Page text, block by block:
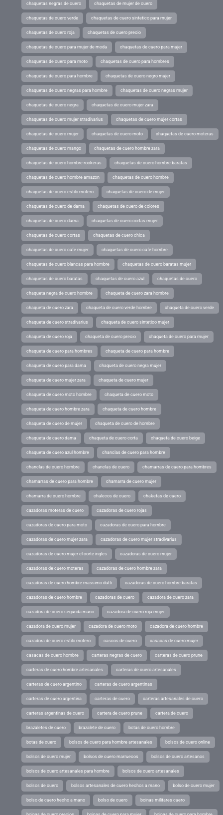
chaquetas negras de cuero chaquetas de mujer de cuero
chaquetas de cuero verde chaquetas de cuero sintetico para mujer
chaquetas de cuero roja chaquetas de cuero precio
chaquetas de cuero para mujer de moda chaquetas de cuero para mujer
chaquetas de cuero para moto chaquetas de cuero para hombres
chaquetas de cuero para hombre chaquetas de cuero negro mujer
chaquetas de cuero negras para hombre chaquetas de cuero negras mujer
chaquetas de cuero negra chaquetas de cuero mujer zara
chaquetas de cuero mujer stradivarius chaquetas de cuero mujer cortas
chaquetas de cuero mujer chaquetas de cuero moto chaquetas de cuero moteras
chaquetas de cuero mango chaquetas de cuero hombre zara
chaquetas de cuero hombre rockeras chaquetas de cuero hombre baratas
chaquetas de cuero hombre amazon chaquetas de cuero hombre
chaquetas de cuero estilo motero chaquetas de cuero de mujer
chaquetas de cuero de dama chaquetas de cuero de colores
chaquetas de cuero dama chaquetas de cuero cortas mujer
chaquetas de cuero cortas chaquetas de cuero chica
chaquetas de cuero cafe mujer chaquetas de cuero cafe hombre
chaquetas de cuero blancas para hombre chaquetas de cuero baratas mujer
chaquetas de cuero baratas chaquetas de cuero azul chaquetas de cuero
chaqueta negra de cuero hombre chaqueta de cuero zara hombre
chaqueta de cuero zara chaqueta de cuero verde hombre chaqueta de cuero verde
chaqueta de cuero stradivarius chaqueta de cuero sintetico mujer
chaqueta de cuero roja chaqueta de cuero precio chaqueta de cuero para mujer
chaqueta de cuero para hombres chaqueta de cuero para hombre
chaqueta de cuero para dama chaqueta de cuero negra mujer
chaqueta de cuero mujer zara chaqueta de cuero mujer
chaqueta de cuero moto hombre chaqueta de cuero moto
chaqueta de cuero hombre zara chaqueta de cuero hombre
chaqueta de cuero de mujer chaqueta de cuero de hombre
chaqueta de cuero dama chaqueta de cuero corta chaqueta de cuero beige
chaqueta de cuero azul hombre chanclas de cuero para hombre
chanclas de cuero hombre chanclas de cuero chamarras de cuero para hombres
chamarras de cuero para hombre chamarra de cuero mujer
chamarra de cuero hombre chalecos de cuero chaketas de cuero
cazadoras moteras de cuero cazadoras de cuero rojas
cazadoras de cuero para moto cazadoras de cuero para hombre
cazadoras de cuero mujer zara cazadoras de cuero mujer stradivarius
cazadoras de cuero mujer el corte ingles cazadoras de cuero mujer
cazadoras de cuero moteras cazadoras de cuero hombre zara
cazadoras de cuero hombre massimo dutti cazadoras de cuero hombre baratas
cazadoras de cuero hombre cazadoras de cuero cazadora de cuero zara
cazadora de cuero segunda mano cazadora de cuero roja mujer
cazadora de cuero mujer cazadora de cuero moto cazadora de cuero hombre
cazadora de cuero estilo motero cascos de cuero casacas de cuero mujer
casacas de cuero hombre carteras negras de cuero carteras de cuero prune
carteras de cuero hombre artesanales carteras de cuero artesanales
carteras de cuero argentino carteras de cuero argentinas
carteras de cuero argentina carteras de cuero carteras artesanales de cuero
carteras argentinas de cuero cartera de cuero prune cartera de cuero
brazaletes de cuero brazalete de cuero botas de cuero hombre
botas de cuero bolsos de cuero para hombre artesanales bolsos de cuero online
bolsos de cuero mujer bolsos de cuero marruecos bolsos de cuero artesanos
bolsos de cuero artesanales para hombre bolsos de cuero artesanales
bolsos de cuero bolsos artesanales de cuero hechos a mano bolso de cuero mujer
bolso de cuero hecho a mano bolso de cuero boinas militares cuero